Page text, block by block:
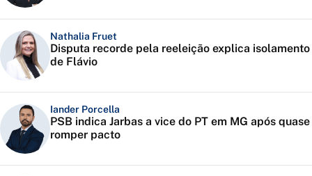
Nathalia Fruet
Disputa recorde pela reeleição explica isolamento
de Flávio
Iander Porcella
PSB indica Jarbas a vice do PT em MG após quase
romper pacto